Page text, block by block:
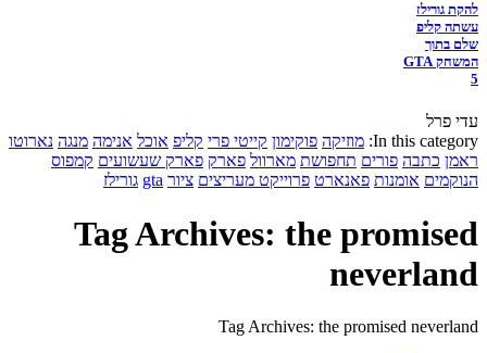
להקת גורילז
עשתה קליפ
שלם בתוך
המשחק GTA
5
עדי פרל
In this category: מוזיקה פוקימון קייטי פרי קליפ אוכל אנימה מנגה נארוטו
ראמן כתבה פורים תחפושת מארוול פארק פארק שעשועים קמפוס
הנוקמים אומנות פאנארט פרוייקט מעריצים ציור gta גורילז
Tag Archives: the promised
neverland
Tag Archives: the promised neverland